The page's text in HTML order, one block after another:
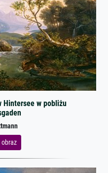
Hintersee w pobliżu
obraz